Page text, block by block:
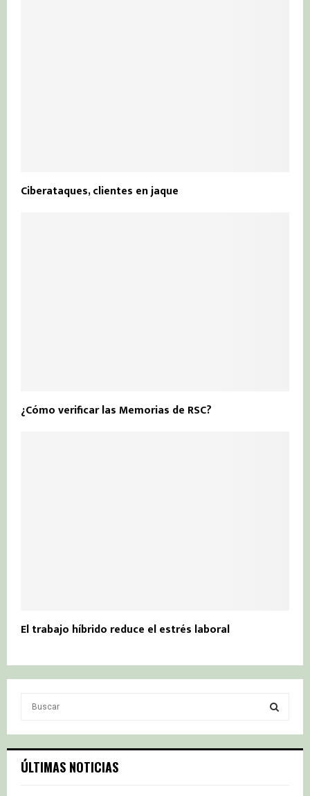
Ciberataques, clientes en jaque
¿Cómo verificar las Memorias de RSC?
El trabajo híbrido reduce el estrés laboral
c
h
S
ÚLTIMAS NOTICIAS